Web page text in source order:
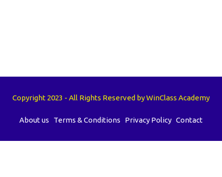
Copyright 2023 - All Rights Reserved by WinClass Academy
About us Terms & Conditions Privacy Policy Contact